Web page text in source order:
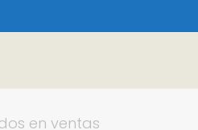
en ventas